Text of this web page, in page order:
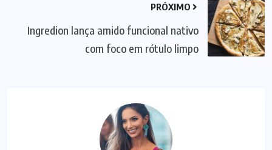
PRÓXIMO
Ingredion lança amido funcional nativo
com foco em rótulo limpo